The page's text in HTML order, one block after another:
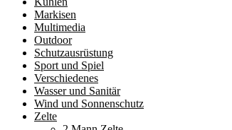
Markisen
Multimedia
Outdoor
Schutzausrüstung
Sport und Spiel
Verschiedenes
Wasser und Sanitär
Wind und Sonnenschutz
Zelte